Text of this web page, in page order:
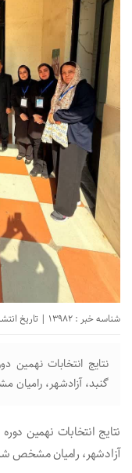
شناسه خبر : 13982 | تاریخ انتشار : 30 مهر 1404 - 11:09 |
نتایج انتخابات
گنبد، آزادشهر،
نتایج انتخابات نهمین
آزادشهر، رامیان مشخص